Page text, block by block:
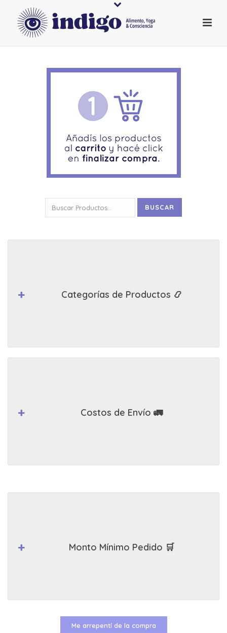
por:
BUSCAR
Categorías de Productos 📿
Costos de Envío 🚛
Monto Mínimo Pedido 🛒
Me arrepentí de la compra